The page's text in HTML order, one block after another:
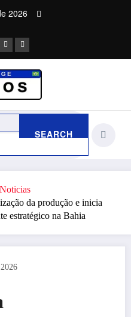
2026
Noticias
da produção e inicia
estratégico na Bahia